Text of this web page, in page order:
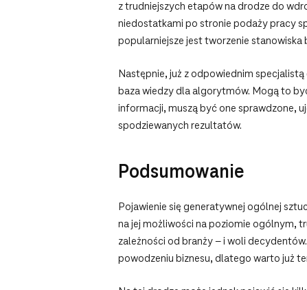
z trudniejszych etapów na drodze do
niedostatkami po stronie podaży pracy
popularniejsze jest tworzenie stanowiska
Następnie, już z odpowiednim
baza wiedzy dla algorytmów. Mogą to
informacji, muszą być one sprawdzone,
spodziewanych rezultatów.
Podsumowanie
Pojawienie się generatywnej ogólnej
na jej możliwości na poziomie ogólnym,
zależności od branży – i woli
powodzeniu biznesu, dlatego warto już